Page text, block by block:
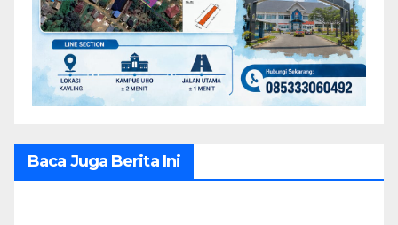
Baca Juga Berita Ini